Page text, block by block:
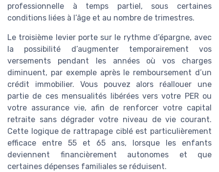
professionnelle à temps partiel, sous certaines
conditions liées à l’âge et au nombre de trimestres.
Le troisième levier porte sur le rythme d’épargne, avec
la possibilité d’augmenter temporairement vos
versements pendant les années où vos charges
diminuent, par exemple après le remboursement d’un
crédit immobilier. Vous pouvez alors réallouer une
partie de ces mensualités libérées vers votre PER ou
votre assurance vie, afin de renforcer votre capital
retraite sans dégrader votre niveau de vie courant.
Cette logique de rattrapage ciblé est particulièrement
efficace entre 55 et 65 ans, lorsque les enfants
deviennent financièrement autonomes et que
certaines dépenses familiales se réduisent.